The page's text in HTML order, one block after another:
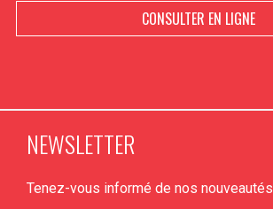
CONSULTER EN LIGNE
NEWSLETTER
Tenez-vous informé de nos nouveautés